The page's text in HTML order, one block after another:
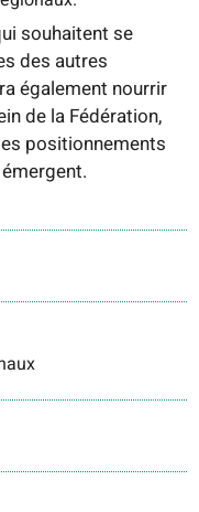
souhaitent se
des autres
également nourrir
de la Fédération,
positionnements